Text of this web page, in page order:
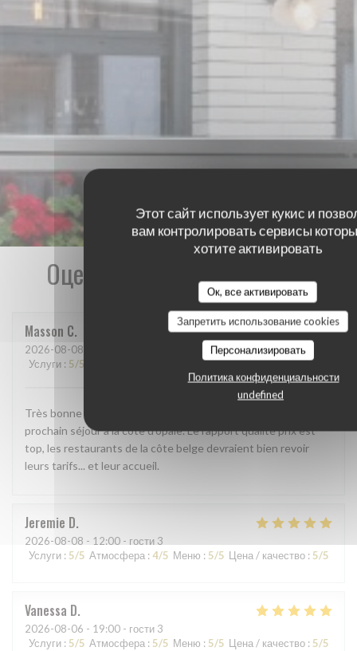
Этот сайт использует кукис и
вам контролировать сервисы
хотите активировать
Ок, все активировать
Запретить использование cookies
Персонализировать
Политика конфиденциальности
undefined
Оценки наших посетителей
Masson C
2026-08-08
Услуги : 5/5 :5/5 Цена / качество:5
Très bonne adresse, nous y repasserons lors de notre
prochain séjour à la côte d'opale. Le rapport qualité prix est
top, les restaurants de la côte belge devraient bien revoir
leurs tarifs... et leur accueil.
Jeremie D
2026-08-08 - 12:00 - гости 3
Услуги : 5/5 Атмосфера : 4/5 Меню : 5/5 Цена / качество : 5/5
Vanessa D
2026-08-06 - 19:00 - гости 3
Услуги : 5/5 Атмосфера : 5/5 Меню : 5/5 Цена / качество : 5/5